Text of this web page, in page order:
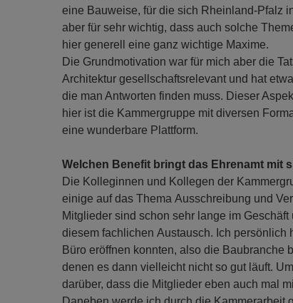
eine Bauweise, für die sich Rheinland-Pfalz
aber für sehr wichtig, dass auch solche
hier generell eine ganz wichtige Maxime.
Die Grundmotivation war für mich aber die
Architektur gesellschaftsrelevant und hat
die man Antworten finden muss. Dieser
hier ist die Kammergruppe mit diversen
eine wunderbare Plattform.
Welchen Benefit bringt das Ehrenamt mit
Die Kolleginnen und Kollegen der
einige auf das Thema Ausschreibung und
Mitglieder sind schon sehr lange im
diesem fachlichen Austausch. Ich
Büro eröffnen konnten, also die Baubranche
denen es dann vielleicht nicht so gut läuft.
darüber, dass die Mitglieder eben auch mal